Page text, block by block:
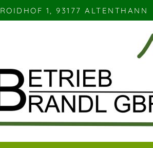
ROIDHOF 1, 93177 ALTENTHANN